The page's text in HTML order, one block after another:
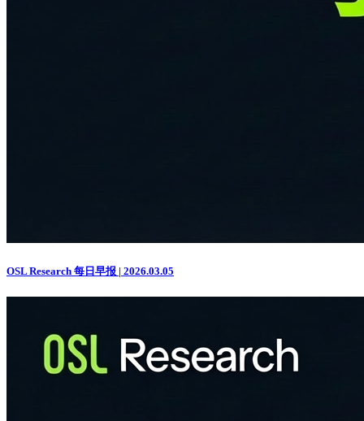
OSL Research 每日早报 | 2026.03.05